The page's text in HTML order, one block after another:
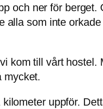
och ner för berget.
alla som inte
kom till vårt hostel.
mycket.
uppför.